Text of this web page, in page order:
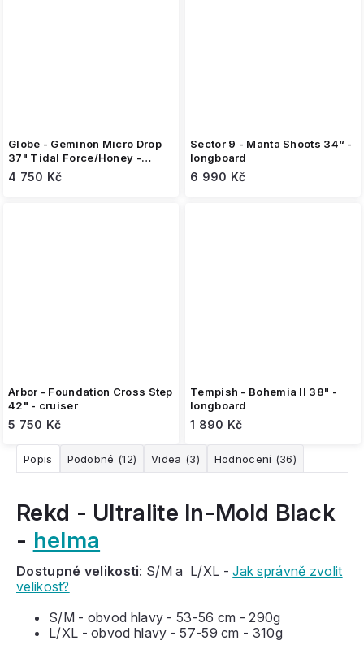
Globe - Geminon Micro Drop
37" Tidal Force/Honey -
longboard
4 750 Kč
Sector 9 - Manta Shoots 34“ -
longboard
6 990 Kč
Arbor - Foundation Cross Step
42" - cruiser
5 750 Kč
Tempish - Bohemia II 38" -
longboard
1 890 Kč
Popis Podobné (12) Videa (3) Hodnocení (36)
Rekd - Ultralite In-Mold Black
- helma
Dostupné velikosti: S/M a L/XL -Jak správně zvolit
velikost?
S/M - obvod hlavy - 53-56 cm - 290g
L/XL - obvod hlavy - 57-59 cm - 310g